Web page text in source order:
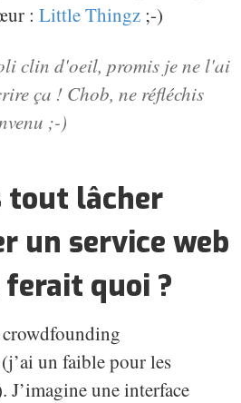
: Little Thingz ;-)
clin d'oeil, promis je ne l'ai
ça ! Chob, ne réfléchis
;-)
tout lâcher
un service web
quoi ?
crowdfounding
un faible pour les
J’imagine une interface